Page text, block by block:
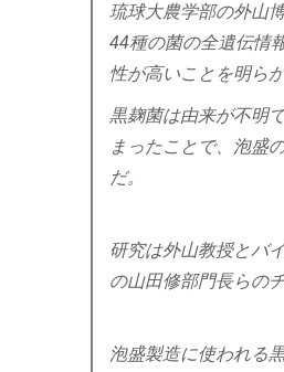
琉球大農学部の外山
44種の菌の全遺伝情
性が高いことを明らか
黒麹菌は由来が不明
まったことで、泡盛
だ。
研究は外山教授とバ
の山田修部門長らの
泡盛製造に使われる